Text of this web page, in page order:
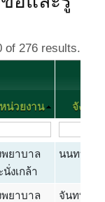
of 276 results.
น่วยงาน จังหวัด
พยาบาล
นั่งเกล้า
นนทบุรี
พยาบาล
จันทบุรี